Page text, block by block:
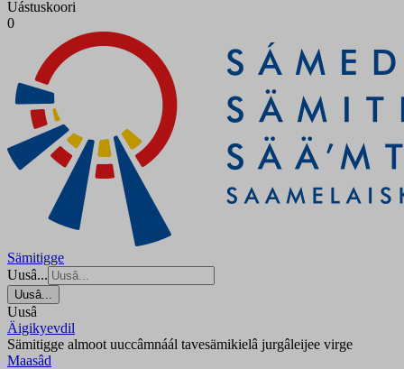
Uástuskoori
0
Sämitigge
Uusâ...
Uusâ...
Uusâ
Äigikyevdil
Sämitigge almoot uuccâmnáál tavesämikielâ jurgâleijee virge
Maasâd